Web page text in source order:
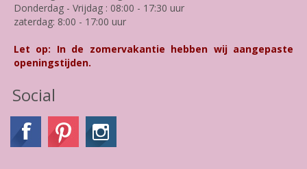
Donderdag - Vrijdag : 08:00 - 17:30 uur
zaterdag: 8:00 - 17:00 uur
Let op: In de zomervakantie hebben wij aangepaste
openingstijden.
Social